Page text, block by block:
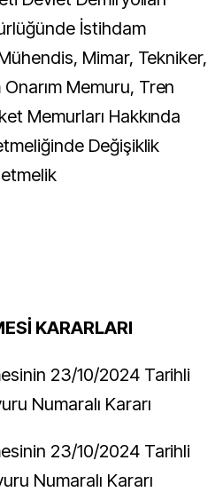
İstihdam
Mimar, Tekniker,
Memuru, Tren
Memurları Hakkında
Değişiklik
KARARLARI
23/10/2024 Tarihli
Numaralı Kararı
23/10/2024 Tarihli
Numaralı Kararı